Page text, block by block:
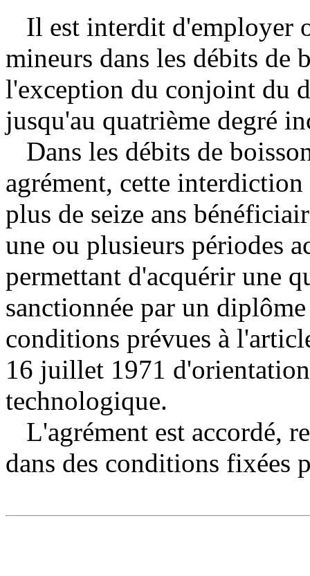
Il est interdit d'employer
mineurs dans les débits de
l'exception du conjoint du
jusqu'au quatrième degré
Dans les débits de
agrément, cette
plus de seize ans
une ou plusieurs périodes
permettant d'acquérir une
sanctionnée par un
conditions prévues à
16 juillet 1971
technologique.
L'agrément est accordé,
dans des conditions fixées